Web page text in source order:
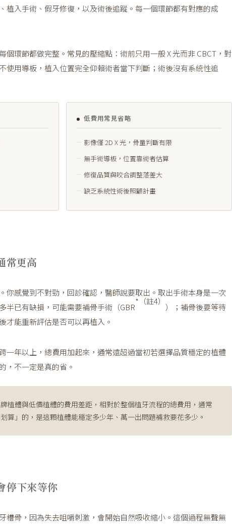
植入手術、假牙修復，以及術後追蹤。每一個環節都有對應的成
個環節都做完整。常見的壓縮點：術前只用一般 X 光而非 CBCT，對
使用導板，植入位置完全仰賴術者當下判斷；術後沒有系統性追
低費用常見省略
影像僅 2D X 光，骨量判斷有限
無手術導板，位置靠術者估算
修復品質與咬合調整落差大
缺乏系統性術後照顧計畫
常更高
你感覺到不對勁，回診確認，醫師說要取出。取出手術本身是一次
半已有缺損，可能需要補骨手術（GBR
*（註4）
）；補骨後要等待
才能重新評估是否可以再植入。
一年以上，總費用加起來，通常遠超過當初若選擇品質穩定的植體
，不一定是真的省。
植體與低價植體的費用差距，相對於整個植牙流程的總費用，通常
算」的，是這顆植體能穩定多少年、萬一出問題補救要花多少。
停下來等你
槽骨，因為失去咀嚼刺激，會開始自然吸收縮小。這個過程無聲無